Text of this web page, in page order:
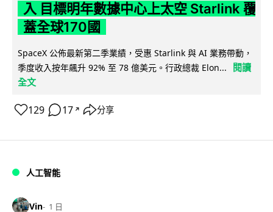
入 目標明年數據中心上太空 Starlink 覆
蓋全球170國
SpaceX 公佈最新第二季業績，受惠 Starlink 與 AI 業務帶動，
季度收入按年飆升 92% 至 78 億美元。行政總裁 Elon...
閱讀
全文
129 17 ↗ 分享
人工智能
Vin 1 日